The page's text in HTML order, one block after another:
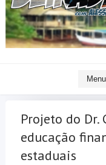
Projeto do Dr.
educação
estaduais